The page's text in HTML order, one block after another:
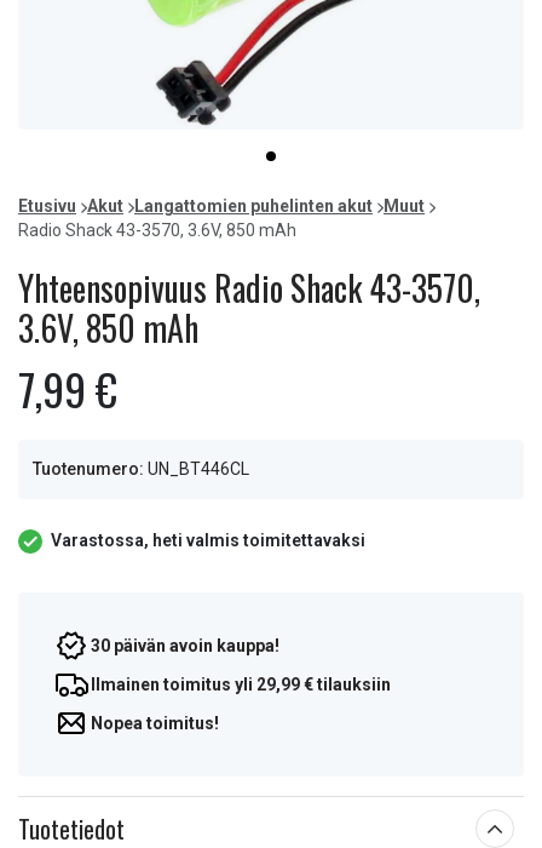
item
0
of
1
Etusivu Akut Langattomien puhelinten akut
Muut
Radio Shack 43-3570, 3.6V, 850 mAh
Yhteensopivuus Radio Shack 43-3570,
3.6V, 850 mAh
7,99 €
Tuotenumero: UN_BT446CL
Varastossa, heti valmis toimitettavaksi
30 päivän avoin kauppa!
Ilmainen toimitus yli 29,99 € tilauksiin
Nopea toimitus!
Tuotetiedot